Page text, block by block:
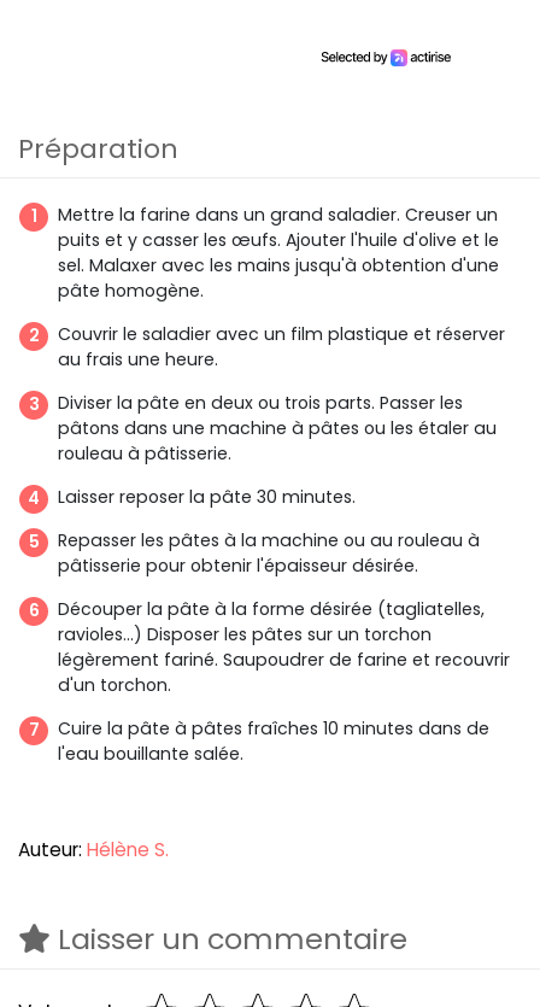
Préparation
Mettre la farine dans un grand saladier. Creuser un
puits et y casser les œufs. Ajouter l'huile d'olive et le
sel. Malaxer avec les mains jusqu'à obtention d'une
pâte homogène.
Couvrir le saladier avec un film plastique et réserver
au frais une heure.
Diviser la pâte en deux ou trois parts. Passer les
pâtons dans une machine à pâtes ou les étaler au
rouleau à pâtisserie.
Laisser reposer la pâte 30 minutes.
Repasser les pâtes à la machine ou au rouleau à
pâtisserie pour obtenir l'épaisseur désirée.
Découper la pâte à la forme désirée (tagliatelles,
ravioles...) Disposer les pâtes sur un torchon
légèrement fariné. Saupoudrer de farine et recouvrir
d'un torchon.
Cuire la pâte à pâtes fraîches 10 minutes dans de
l'eau bouillante salée.
Auteur: Hélène S.
Laisser un commentaire